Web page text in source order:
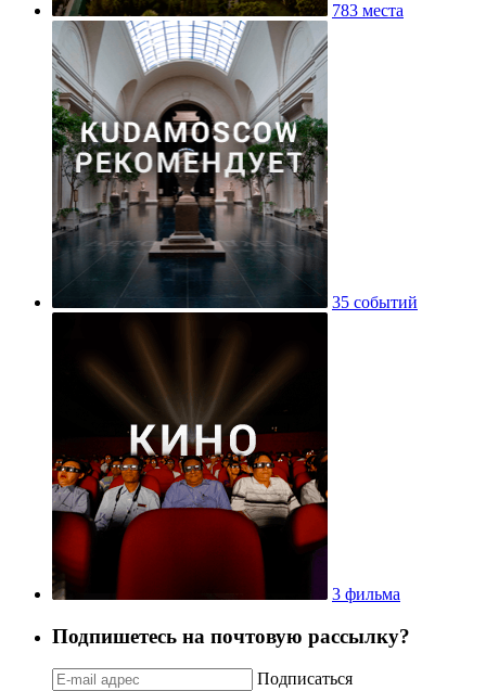
783 места
35 событий
3 фильма
Подпишетесь на почтовую рассылку?
Подписаться